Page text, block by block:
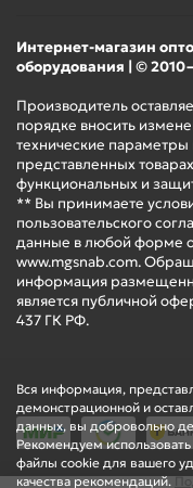
Вся информация,
демонстрационной и
данных, вы добровольно
Рекомендуем
файлы cookie для вашего
качества рекомендаций.
Интернет-магазин
оборудования | ©
Производитель
порядке вносить
технические параметры
представленных
функциональных и
** Вы принимаете
пользовательского
данные в любой форме
www.mgsnab.com.
информация
является публичной
437 ГК РФ.